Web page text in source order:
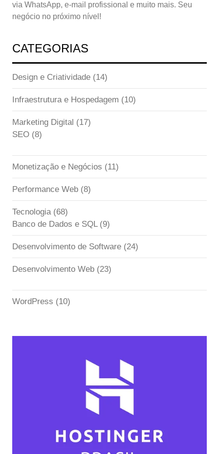
via WhatsApp, e-mail profissional e muito mais. Seu
negócio no próximo nível!
CATEGORIAS
Design e Criatividade (14)
Infraestrutura e Hospedagem (10)
Marketing Digital (17)
SEO (8)
Monetização e Negócios (11)
Performance Web (8)
Tecnologia(68)
Banco de Dados e SQL(9)
Desenvolvimento de Software (24)
Desenvolvimento Web (23)
WordPress (10)